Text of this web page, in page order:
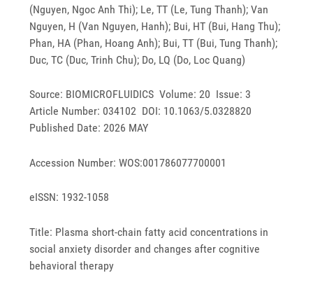
(Nguyen, Ngoc Anh Thi); Le, TT (Le, Tung Thanh); Van
Nguyen, H (Van Nguyen, Hanh); Bui, HT (Bui, Hang Thu);
Phan, HA (Phan, Hoang Anh); Bui, TT (Bui, Tung Thanh);
Duc, TC (Duc, Trinh Chu); Do, LQ (Do, Loc Quang)
Source: BIOMICROFLUIDICS Volume: 20 Issue: 3
Article Number: 034102 DOI: 10.1063/5.0328820
Published Date: 2026 MAY
Accession Number: WOS:001786077700001
eISSN: 1932-1058
Title: Plasma short-chain fatty acid concentrations in
social anxiety disorder and changes after cognitive
behavioral therapy